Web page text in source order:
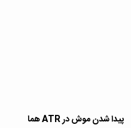
پیدا شدن موش در ATR هما